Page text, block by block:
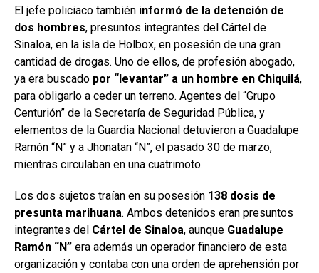
El jefe policiaco también informó de la detención de
dos hombres, presuntos integrantes del Cártel de
Sinaloa, en la isla de Holbox, en posesión de una gran
cantidad de drogas. Uno de ellos, de profesión abogado,
ya era buscado por “levantar” a un hombre en Chiquilá,
para obligarlo a ceder un terreno. Agentes del “Grupo
Centurión” de la Secretaría de Seguridad Pública, y
elementos de la Guardia Nacional detuvieron a Guadalupe
Ramón “N” y a Jhonatan “N”, el pasado 30 de marzo,
mientras circulaban en una cuatrimoto.
Los dos sujetos traían en su posesión 138 dosis de
presunta marihuana. Ambos detenidos eran presuntos
integrantes del Cártel de Sinaloa, aunque Guadalupe
Ramón “N” era además un operador financiero de esta
organización y contaba con una orden de aprehensión por